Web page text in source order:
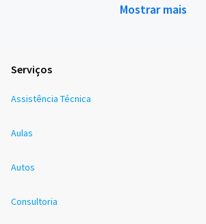
Mostrar mais
Serviços
Assistência Técnica
Aulas
Autos
Consultoria